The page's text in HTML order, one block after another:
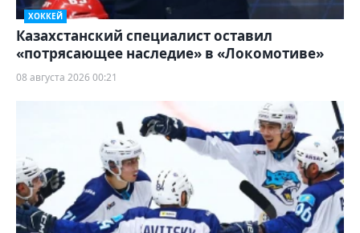
ХОККЕЙ
Казахстанский специалист оставил
«потрясающее наследие» в «Локомотиве»
08 августа 2026 00:21